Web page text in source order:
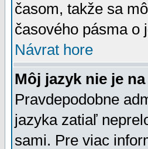
časom, takže sa
časového pásma o
Návrat hore
Môj jazyk nie je
Pravdepodobne
jazyka zatiaľ
sami. Pre viac